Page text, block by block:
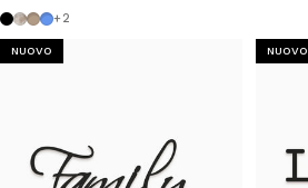
Nero
Shabby
Tortora
Azzurro Polvere
+2
NUOVO NUOVO